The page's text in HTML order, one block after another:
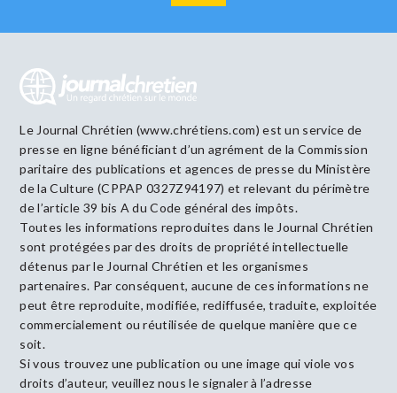
Le Journal Chrétien (www.chrétiens.com) est un service de
presse en ligne bénéficiant d’un agrément de la Commission
paritaire des publications et agences de presse du Ministère
de la Culture (CPPAP 0327Z94197) et relevant du périmètre
de l’article 39 bis A du Code général des impôts.
Toutes les informations reproduites dans le Journal Chrétien
sont protégées par des droits de propriété intellectuelle
détenus par le Journal Chrétien et les organismes
partenaires. Par conséquent, aucune de ces informations ne
peut être reproduite, modifiée, rediffusée, traduite, exploitée
commercialement ou réutilisée de quelque manière que ce
soit.
Si vous trouvez une publication ou une image qui viole vos
droits d’auteur, veuillez nous le signaler à l’adresse